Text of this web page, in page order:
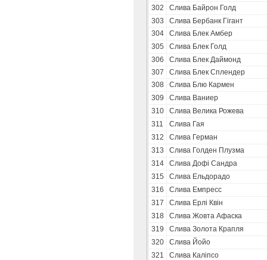
302
Слива Байрон Голд
303
Слива Бербанк Гігант
304
Слива Блек Амбер
305
Слива Блек Голд
306
Слива Блек Даймонд
307
Слива Блек Сплендер
308
Слива Блю Кармен
309
Слива Ваниер
310
Слива Велика Рожева
311
Слива Гая
312
Слива Герман
313
Слива Голден Плузма
314
Слива Дофі Сандра
315
Слива Ельдорадо
316
Слива Емпресс
317
Слива Ерлі Квін
318
Слива Жовта Афаска
319
Слива Золота Крапля
320
Слива Йойо
321
Слива Каліпсо